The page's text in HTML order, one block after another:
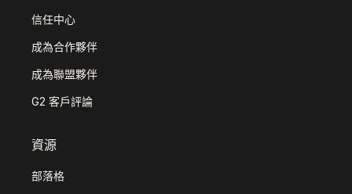
信任中心
成為合作夥伴
成為聯盟夥伴
G2 客戶評論
資源
部落格